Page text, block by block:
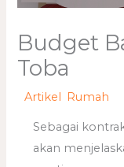
Budget
Toba
/Artikel Rumah
Sebagai
akan